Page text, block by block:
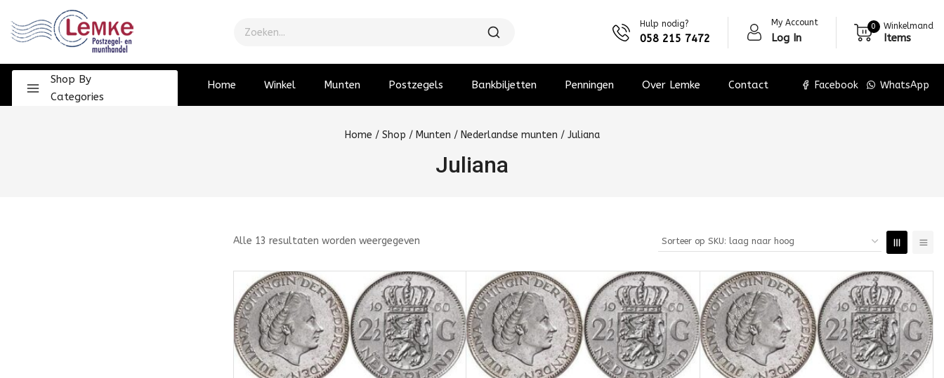
Hulp nodig?
058 215 7472
My Account
Log In
0 Winkelmand
Items
Shop By
Categories
Home Winkel Munten Postzegels Bankbiljetten Penningen Over Lemke Contact Facebook WhatsApp
Home / Shop / Munten / Nederlandse munten / Juliana
Juliana
Alle 13 resultaten worden weergegeven